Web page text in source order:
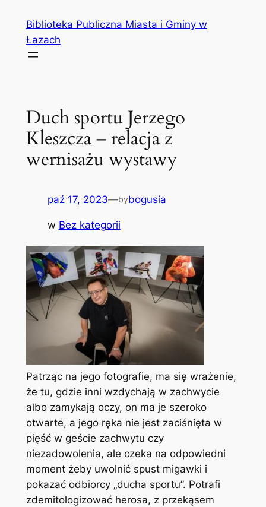
treści
Biblioteka Publiczna Miasta i Gminy w
Łazach
Duch sportu Jerzego
Kleszcza – relacja z
wernisażu wystawy
paź 17, 2023—bybogusia
w Bez kategorii
Patrząc na jego fotografie, ma się wrażenie,
że tu, gdzie inni wzdychają w zachwycie
albo zamykają oczy, on ma je szeroko
otwarte, a jego ręka nie jest zaciśnięta w
pięść w geście zachwytu czy
niezadowolenia, ale czeka na odpowiedni
moment żeby uwolnić spust migawki i
pokazać odbiorcy „ducha sportu”. Potrafi
zdemitologizować herosa, z przekąsem